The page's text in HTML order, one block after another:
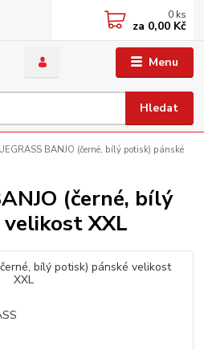
Menu
Hledat
0 ks
za 0,00 Kč
BANJO (černé, bílý potisk) pánské
(černé, bílý
XXL